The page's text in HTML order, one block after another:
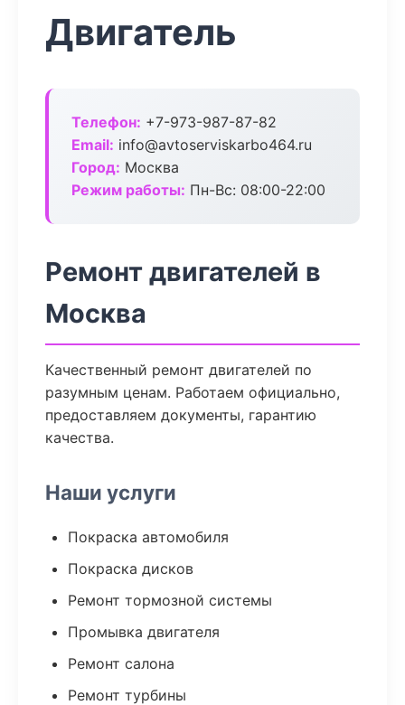
Двигатель
Телефон: +7-973-987-87-82
Email: info@avtoserviskarbo464.ru
Город: Москва
Режим работы: Пн-Вс: 08:00-22:00
Ремонт двигателей в
Москва
Качественный ремонт двигателей по
разумным ценам. Работаем официально,
предоставляем документы, гарантию
качества.
Наши услуги
Покраска автомобиля
Покраска дисков
Ремонт тормозной системы
Промывка двигателя
Ремонт салона
Ремонт турбины